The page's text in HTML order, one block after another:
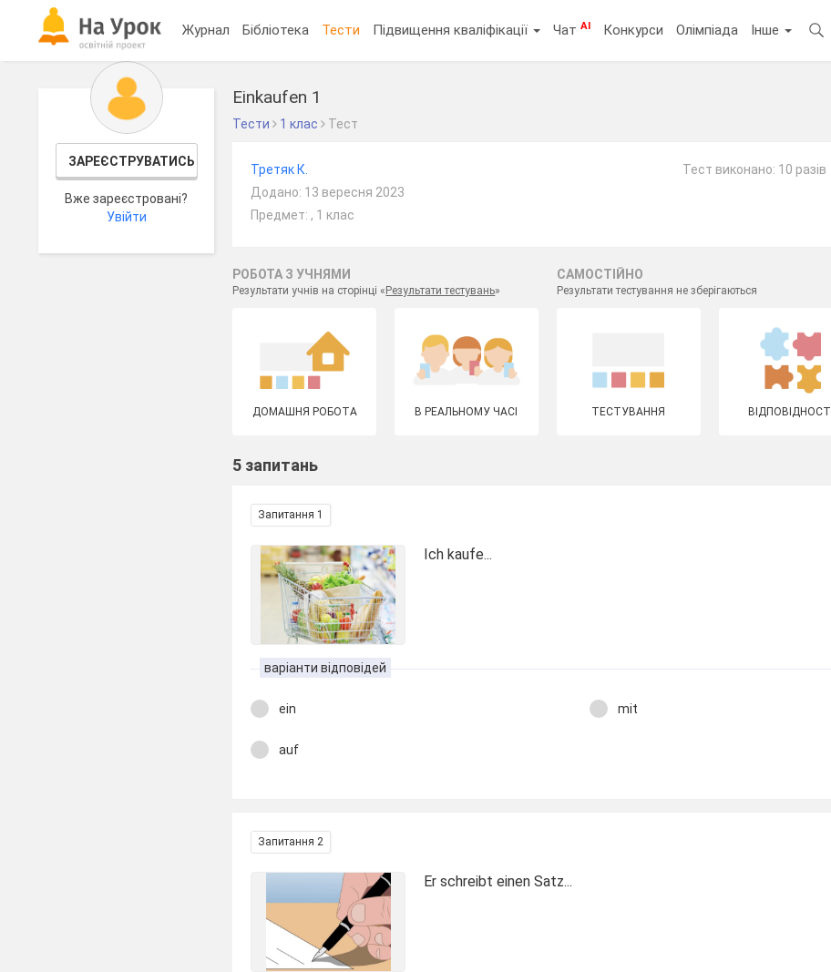
Журнал Бібліотека Тести Підвищення кваліфікації ЧатAI Конкурси Олімпіада Інше
ЗАРЕЄСТРУВАТИСЬ
Вже зареєстровані?
Увійти
Einkaufen 1
Тести 1 клас Тест
Третяк К.
Додано: 13 вересня 2023
Предмет: , 1 клас
Тест виконано: 10 разів
РОБОТА З УЧНЯМИ
Результати учнів на сторінці « Результати тестувань»
САМОСТІЙНО
Результати тестування не зберігаються
ДОМАШНЯ РОБОТА В РЕАЛЬНОМУ ЧАСІ ТЕСТУВАННЯ ВІДПОВІДНОСТІ
5 запитань
Запитання 1
Ich kaufe...
варіанти відповідей
ein mit
auf
Запитання 2
Er schreibt einen Satz...